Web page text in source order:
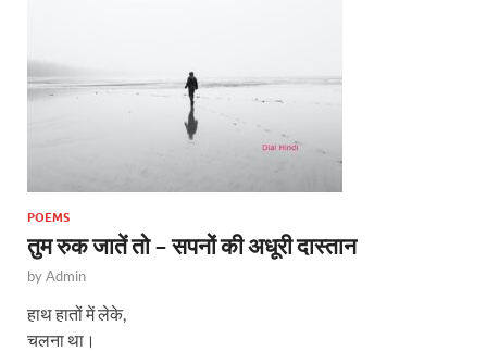
POEMS
तुम रुक जातें तो – सपनों की अधूरी दास्तान
byAdmin
हाथ हातों में लेके,
चलना था।